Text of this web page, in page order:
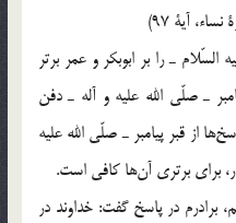
آية 97)
ـ را بر ابوبكر و عمر برتر
ـ صلّي الله عليه و آله ـ دفن
از قبر پيامبر ـ صلّي الله عليه
براي برتري آن‌ها كافي است.
برادرم در پاسخ گفت: خداوند در